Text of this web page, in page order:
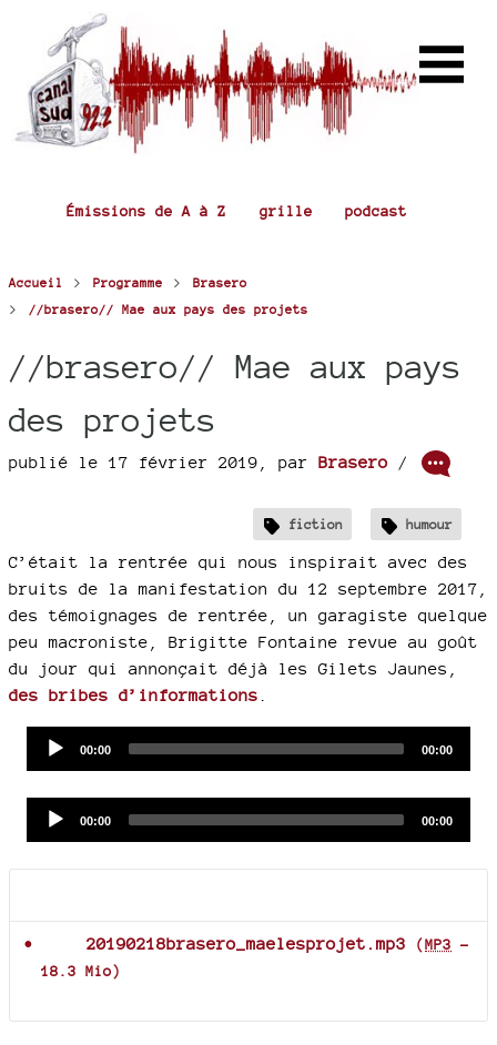
Émissions de A à Z grille podcast
Accueil > Programme > Brasero
> //brasero// Mae aux pays des projets
//brasero// Mae aux pays
des projets
publié le 17 février 2019 par Brasero /
fiction humour
C’était la rentrée qui nous inspirait avec des
bruits de la manifestation du 12 septembre 2017,
des témoignages de rentrée, un garagiste quelque
peu macroniste, Brigitte Fontaine revue au goût
du jour qui annonçait déjà les Gilets Jaunes,
des bribes d’informations
Current
00:00
Total
00:00
Current
00:00
Total
00:00
20190218brasero_maelesprojet.mp3 (MP3 -
18.3 Mio)